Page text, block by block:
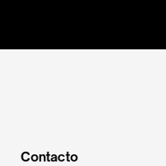
Contacto